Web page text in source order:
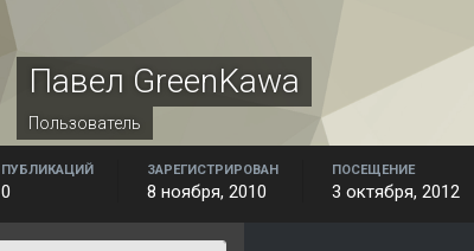
Павел GreenKawa
Пользователь
ПУБЛИКАЦИЙ
0
ЗАРЕГИСТРИРОВАН
8 ноября, 2010
ПОСЕЩЕНИЕ
3 октября, 2012